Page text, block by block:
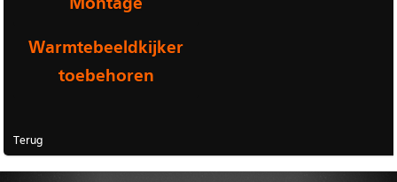
Montage
Warmtebeeldkijker
toebehoren
Terug